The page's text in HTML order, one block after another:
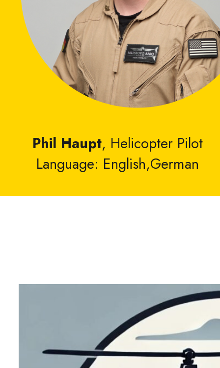
Phil Haupt, Helicopter Pilot
Language: English,German